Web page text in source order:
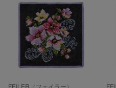
FEILER（フェイラー）